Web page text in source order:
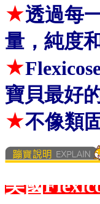
★透過每
量，純度
★
寶貝最好
★不像類
美國